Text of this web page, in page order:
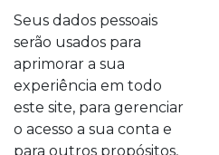
Seus dados pessoais
serão usados para
aprimorar a sua
experiência em todo
este site, para gerenciar
o acesso a sua conta e
para outros propósitos,